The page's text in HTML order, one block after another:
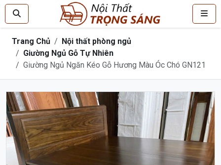
Trang Chủ
Nội thất phòng ngủ
Giường Ngủ Gỗ Tự Nhiên
Giường Ngủ Ngăn Kéo Gỗ Hương Màu Óc Chó GN121